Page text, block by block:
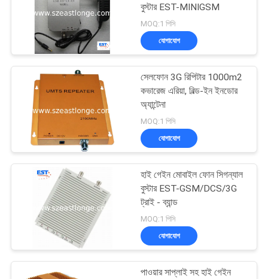
আবেদন
সাইট
ম্যাপ
PRIVACY
POLICY
জিপিএস সিগন্যাল জ্যামার
74
রিমোট কন্ট্রোল জ্যামার
39
বুস্টার EST-MINIGSM
MOQ:1 পিসি
যোগাযোগ
সেলফোন 3G রিপিটার 1000m2
কভারেজ এরিয়া, বিল্ড-ইন ইনডোর
অ্যান্টেনা
MOQ:1 পিসি
যোগাযোগ
হাই গেইন মোবাইল ফোন সিগন্যাল
বুস্টার EST-GSM/DCS/3G
ট্রাই - ব্যান্ড
MOQ:1 পিসি
যোগাযোগ
পাওয়ার সাপ্লাই সহ হাই গেইন